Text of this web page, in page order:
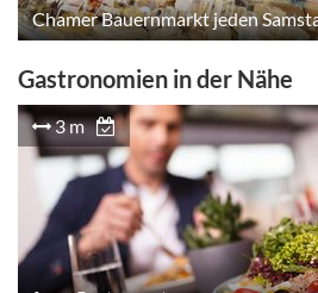
Gastronomien in der Nähe
3 m